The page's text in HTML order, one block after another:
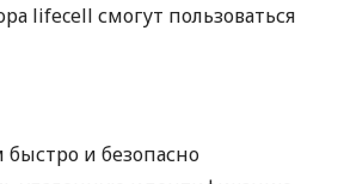
lifecell смогут пользоваться
быстро и безопасно